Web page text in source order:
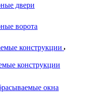
двери
ворота
конструкции
конструкции
окна